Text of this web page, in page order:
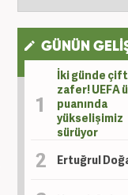
GÜNÜN
İki günde
zafer! UEFA
puanında
yükselişimiz
sürüyor